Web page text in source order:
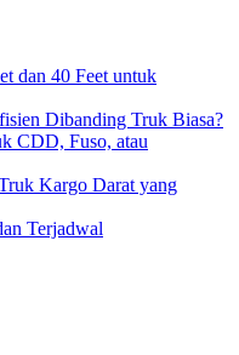
dan 40 Feet untuk
Dibanding Truk Biasa?
CDD, Fuso, atau
Kargo Darat yang
Terjadwal